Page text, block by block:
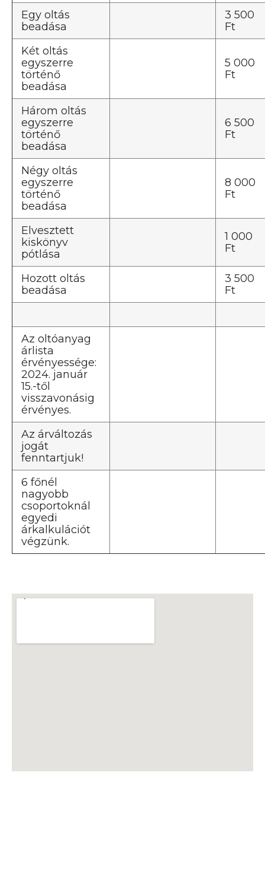
Egy oltás
beadása
3 500
Ft
Két oltás
egyszerre
történő
beadása
5 000
Ft
Három oltás
egyszerre
történő
beadása
6 500
Ft
Négy oltás
egyszerre
történő
beadása
8 000
Ft
Elvesztett
kiskönyv
pótlása
1 000
Ft
Hozott oltás
beadása
3 500
Ft
Az oltóanyag
árlista
érvényessége:
2024. január
15.-től
visszavonásig
érvényes.
Az árváltozás
jogát
fenntartjuk!
6 főnél
nagyobb
csoportoknál
egyedi
árkalkulációt
végzünk.